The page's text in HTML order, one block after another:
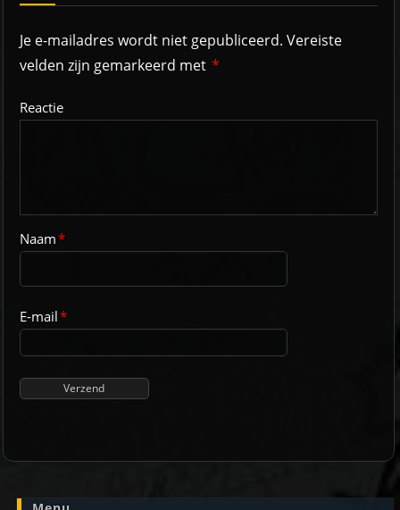
Je e-mailadres wordt niet gepubliceerd. Vereiste
velden zijn gemarkeerd met *
Reactie
Naam*
E-mail*